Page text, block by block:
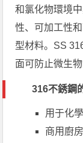
和氯化物環境
性、可加工性
型材料。SS
面可防止微生
316不銹鋼
用于化
商用廚